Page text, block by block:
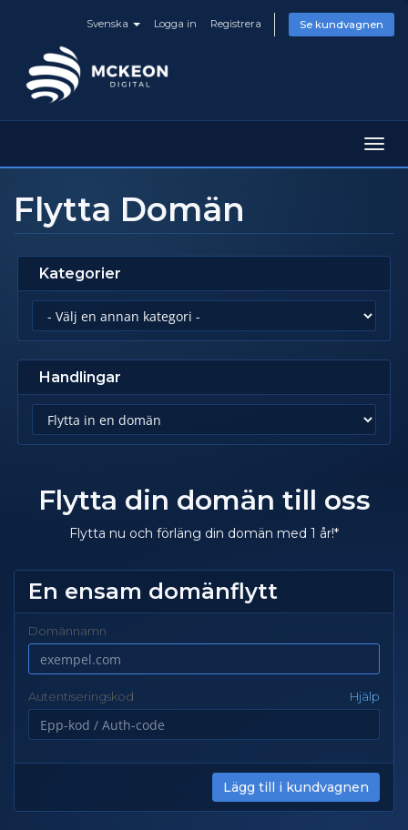
Svenska Logga in Registrera Se kundvagnen
Växla
Flytta Domän
Kategorier
Handlingar
Flytta din domän till oss
Flytta nu och förläng din domän med 1 år!*
En ensam domänflytt
Domännamn
Autentiseringskod Hjälp
Lägg till i kundvagnen